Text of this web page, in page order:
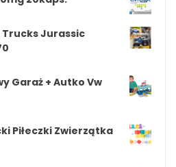
Jurassic
Garaż + Autko Vw
Piłeczki Zwierzątka